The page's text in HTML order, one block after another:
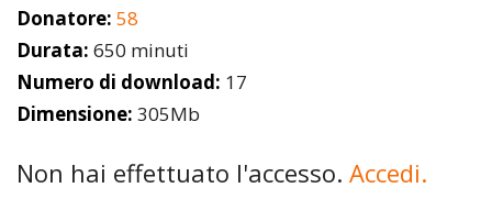
Donatore: 58
Durata: 650 minuti
Numero di download: 17
Dimensione: 305Mb
Non hai effettuato l'accesso. Accedi.